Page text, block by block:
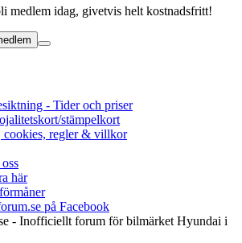
medlem idag, givetvis helt kostnadsfritt!
- Tider och priser
stämpelkort
cookies, regler & villkor
här
på Facebook
- Inofficiellt forum för bilmärket Hyundai i